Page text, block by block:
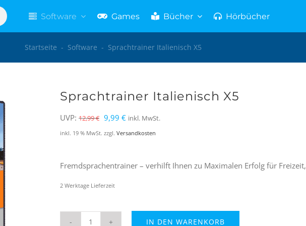
Software Games Bücher Hörbücher
Startseite - Software - Sprachtrainer Italienisch X5
Sprachtrainer Italienisch X5
UVP: 12,99€ Ursprünglicher
Preis
12,99 €
9,99 €Aktueller
Preis
9,99 €.
inkl. MwSt.
inkl. 19 % MwSt. zzgl. Versandkosten
Fremdsprachentrainer – verhilft Ihnen zu Maximalen Erfolg für
2 Werktage Lieferzeit
IN DEN WARENKORB